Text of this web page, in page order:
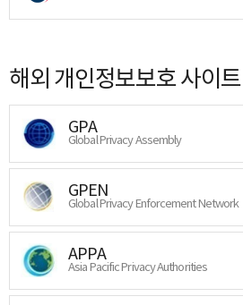
해외 개인정보보호 사이트
GPA
Global Privacy Assembly
GPEN
Global Privacy Enforcement Network
APPA
Asia Pacific Privacy Authorities